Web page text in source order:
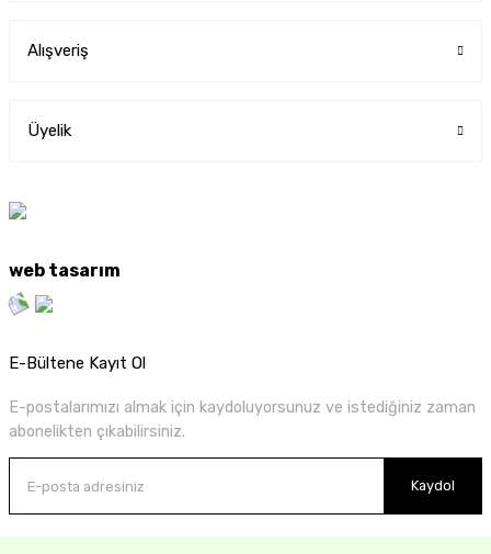
Alışveriş
Üyelik
web tasarım
E-Bültene Kayıt Ol
E-postalarımızı almak için kaydoluyorsunuz ve istediğiniz zaman
abonelikten çıkabilirsiniz.
Kaydol